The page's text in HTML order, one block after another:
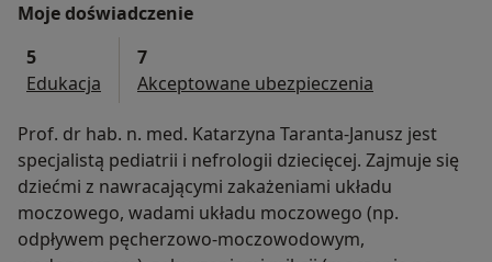
Moje doświadczenie
5
Edukacja
7
Akceptowane ubezpieczenia
Prof. dr hab. n. med. Katarzyna Taranta-Janusz jest
specjalistą pediatrii i nefrologii dziecięcej. Zajmuje się
dziećmi z nawracającymi zakażeniami układu
moczowego, wadami układu moczowego (np.
odpływem pęcherzowo-moczowodowym,